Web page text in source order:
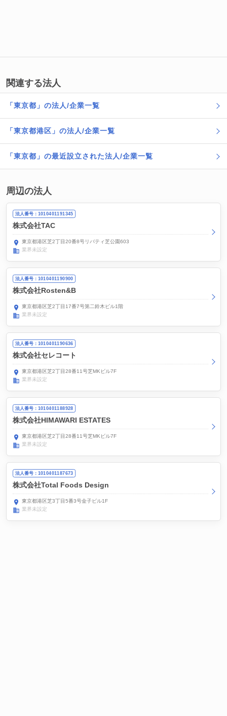
関連する法人
「東京都」の法人/企業一覧
「東京都港区」の法人/企業一覧
「東京都」の最近設立された法人/企業一覧
周辺の法人
法人番号：1010401191345
株式会社TAC
東京都港区芝2丁目20番8号リバティ芝公園603
業界未設定
法人番号：1010401190900
株式会社Rosten&B
東京都港区芝2丁目17番7号第二鈴木ビル1階
業界未設定
法人番号：1010401190636
株式会社セレコート
東京都港区芝2丁目28番11号芝MKビル7F
業界未設定
法人番号：1010401188928
株式会社HIMAWARI ESTATES
東京都港区芝2丁目28番11号芝MKビル7F
業界未設定
法人番号：1010401187673
株式会社Total Foods Design
東京都港区芝3丁目5番3号金子ビル1F
業界未設定